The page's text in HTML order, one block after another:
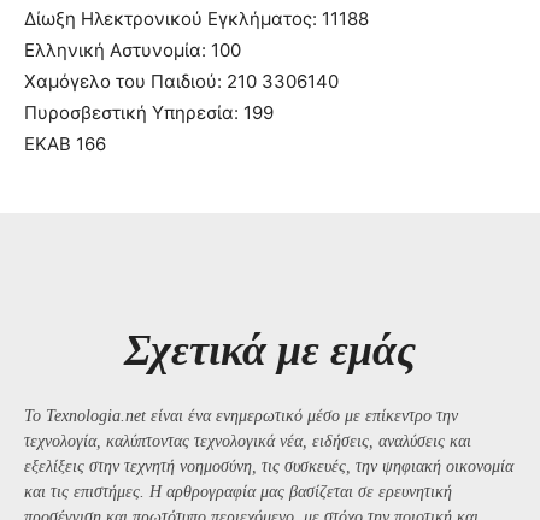
Δίωξη Ηλεκτρονικού Εγκλήματος: 11188
Ελληνική Αστυνομία: 100
Χαμόγελο του Παιδιού: 210 3306140
Πυροσβεστική Υπηρεσία: 199
ΕΚΑΒ 166
Σχετικά με εμάς
Το Texnologia.net είναι ένα ενημερωτικό μέσο με επίκεντρο την
τεχνολογία, καλύπτοντας τεχνολογικά νέα, ειδήσεις, αναλύσεις και
εξελίξεις στην τεχνητή νοημοσύνη, τις συσκευές, την ψηφιακή οικονομία
και τις επιστήμες. Η αρθρογραφία μας βασίζεται σε ερευνητική